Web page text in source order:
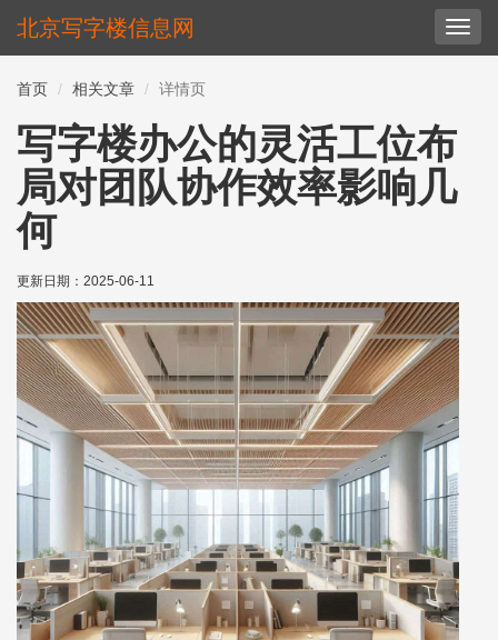
切
北京写字楼信息网
首页 相关文章 详情页
写字楼办公的灵活工位布
局对团队协作效率影响几
何
更新日期： 2025-06-11